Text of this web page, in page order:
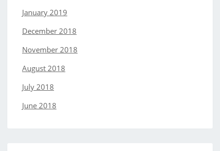
January 2019
December 2018
November 2018
August 2018
July 2018
June 2018